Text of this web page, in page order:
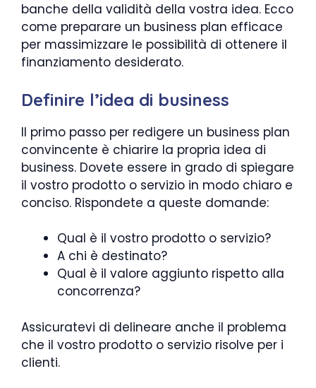
banche della validità della vostra idea. Ecco
come preparare un business plan efficace
per massimizzare le possibilità di ottenere il
finanziamento desiderato.
Definire l’idea di business
Il primo passo per redigere un business plan
convincente è chiarire la propria idea di
business. Dovete essere in grado di spiegare
il vostro prodotto o servizio in modo chiaro e
conciso. Rispondete a queste domande:
Qual è il vostro prodotto o servizio?
A chi è destinato?
Qual è il valore aggiunto rispetto alla
concorrenza?
Assicuratevi di delineare anche il problema
che il vostro prodotto o servizio risolve per i
clienti.